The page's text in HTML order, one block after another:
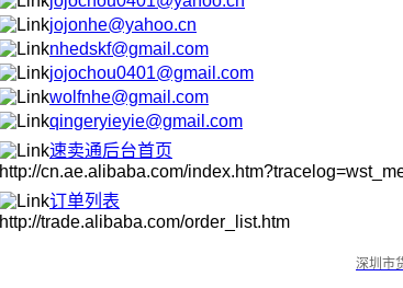
jojonhe@yahoo.cn
nhedskf@gmail.com
jojochou0401@gmail.com
wolfnhe@gmail.com
qingeryieyie@gmail.com
速卖通后台首页
http://cn.ae.alibaba.com/
订单列表
http://trade.alibaba.com/order_list.htm
深圳市